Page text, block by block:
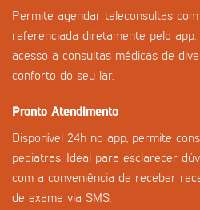
Permite agendar teleconsultas
referenciada diretamente pelo
acesso a consultas médicas de
conforto do seu lar.
Pronto Atendimento
Disponível 24h no app, permite
pediatras. Ideal para esclarecer
com a conveniência de receber
de exame via SMS.